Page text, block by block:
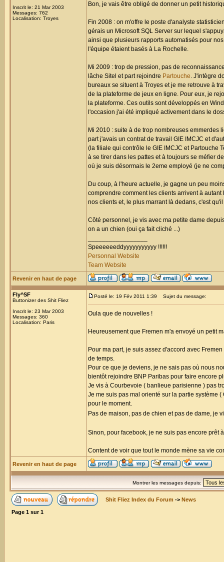
Inscrit le: 21 Mar 2003
Messages: 762
Localisation: Troyes
Bon, je vais être obligé de donner un petit
Fin 2008 : on m'offre le poste d'analyste
gérais un Microsoft SQL Server sur lequel
ainsi que plusieurs rapports automatisés pour
l'équipe étaient basés à La Rochelle.
Mi 2009 : trop de pression, pas de
lâche Sitel et part rejoindre Partouche. J'intègre
bureaux se situent à Troyes et je me retrouve à
de la plateforme de jeux en ligne. Pour eux, je
la plateforme. Ces outils sont développés en
l'occasion j'ai été impliqué activement dans le
Mi 2010 : suite à de trop nombreuses
part j'avais un contrat de travail GIE IMCJC et
(la filiale qui contrôle le GIE IMCJC et Partouche
à se tirer dans les pattes et à toujours se méfier
où je suis désormais le 2eme employé (je ne
Du coup, à l'heure actuelle, je gagne un peu
comprendre comment les clients arrivent à
nos clients et, le plus marrant là dedans, c'est
Côté personnel, je vis avec ma petite dame
on a un chien (oui ça fait cliché ...)
Speeeeeeddyyyyyyyyyyy !!!!!!
Personnal Website
Team Website
Revenir en haut de page
Fly^SF
Buttonizer des Shit Fliez
Inscrit le: 23 Mar 2003
Messages: 360
Localisation: Paris
Posté le: 19 Fév 2011 1:39 Sujet du message:
Oula que de nouvelles !
Heureusement que Fremen m'a envoyé un petit
Pour ma part, je suis assez d'accord avec
de temps.
Pour ce que je deviens, je ne sais pas où nous
bientôt rejoindre BNP Paribas pour faire encore
Je vis à Courbevoie ( banlieue parisienne ) pas
Je me suis pas mal orienté sur la partie système
pour le moment.
Pas de maison, pas de chien et pas de dame, je
Sinon, pour facebook, je ne suis pas encore prêt
Content de voir que tout le monde mène sa vie
Revenir en haut de page
Montrer les messages depuis:
Shit Fliez Index du Forum -> News
Page 1 sur1